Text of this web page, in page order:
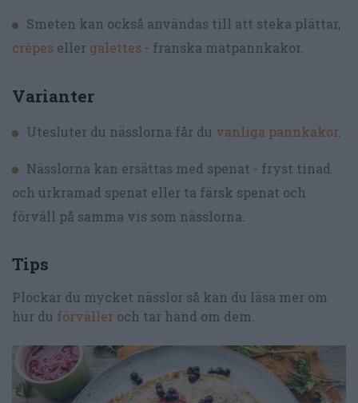
Smeten kan också användas till att steka plättar,
crêpes eller galettes - franska matpannkakor.
Varianter
Utesluter du nässlorna får du vanliga pannkakor.
Nässlorna kan ersättas med spenat - fryst tinad
och urkramad spenat eller ta färsk spenat och
förväll på samma vis som nässlorna.
Tips
Plockar du mycket nässlor så kan du läsa mer om
hur du förväller och tar hand om dem.